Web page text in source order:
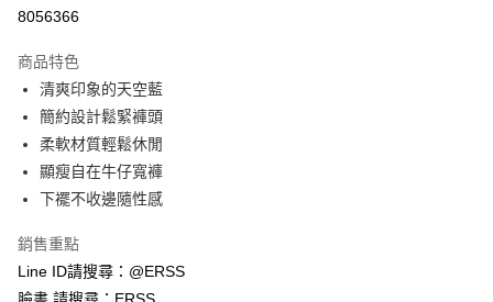
３．安心：先確認商品／服務後，再付款。
【「AFTEE先享後付」結帳流程】
１．於結帳方式選擇「AFTEE先享後付」後，將跳轉至「AFTEE先享後付」
結帳頁面，進行簡訊認證並確認金額後，即可完成結帳。
２．訂單成立數日內，您將收到繳費通知簡訊。
ATM／網路銀行／等多元方式進行付款，方視為交易完成。
※ 請注意：結帳手續完成當下不需立刻繳費，但若您需要取消訂單，請聯絡
購買商品的店家。未經商家同意取消之訂單仍視為有效，需透過AFTEE先享
後付繳納相關費用。
是否繳費成功／繳費後需取消欲退款等相關疑問，請聯繫「AFTEE先享後付
客戶支援中心」 https://netprotections.freshdesk.com/support/home
全家取貨付款
付款後全家取貨
每筆NT$80，滿NT$1,200(含以上)免運費
每筆NT$80，滿NT$1,200(含以上)免運費
8056366
商品特色
清爽印象的天空藍
簡約設計鬆緊褲頭
柔軟材質輕鬆休閒
顯瘦自在牛仔寬褲
下襬不收邊隨性感
銷售重點
Line ID請搜尋：@ERSS
臉書 請搜尋：ERSS